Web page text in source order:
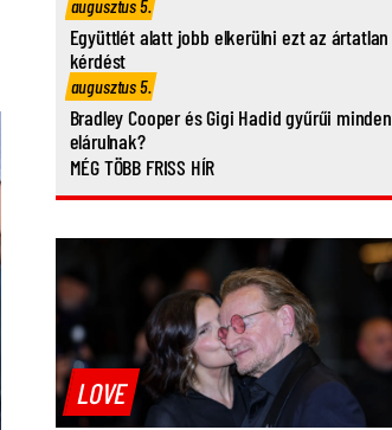
augusztus 5.
Együttlét alatt jobb elkerülni ezt az ártatlan
kérdést
augusztus 5.
Bradley Cooper és Gigi Hadid gyűrűi
elárulnak?
MÉG TÖBB FRISS HÍR
LOVE